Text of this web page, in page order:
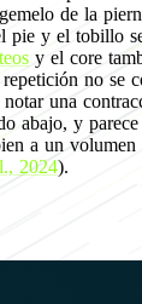
de la
pie y el tobillo
y el core
no se
una
abajo, y
a un
2024).